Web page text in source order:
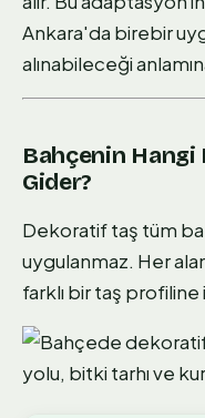
Ankara'da birebir
alınabileceği
Bahçenin Hangi
Gider?
Dekoratif taş tüm
uygulanmaz. Her
farklı bir taş